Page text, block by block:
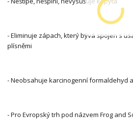
- Eliminuje zápach, který bývá spojen s
plísněmi
- Neobsahuje karcinogenní formaldehyd
- Pro Evropský trh pod názvem Frog and